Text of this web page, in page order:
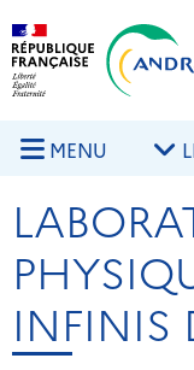
Aller au contenu
MENU
INFINIS